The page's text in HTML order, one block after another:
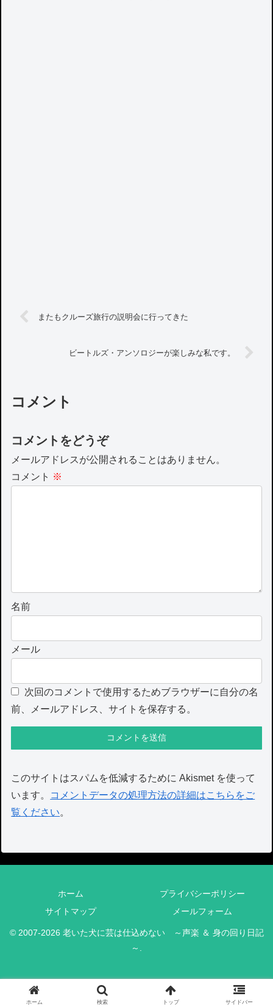
またもクルーズ旅行の説明会に行ってきた
ビートルズ・アンソロジーが楽しみな私です。
コメント
コメントをどうぞ
メールアドレスが公開されることはありません。
コメント ※
名前
メール
次回のコメントで使用するためブラウザーに自分の名
前、メールアドレス、サイトを保存する。
このサイトはスパムを低減するために Akismet を使って
います。
コメントデータの処理方法の詳細はこちらをご
覧ください。
ホーム
プライバシーポリシー
サイトマップ
メールフォーム
© 2007-2026 老いた犬に芸は仕込めない ～声楽 ＆ 身の回り日記
～.
ホーム 検索 トップ サイドバー